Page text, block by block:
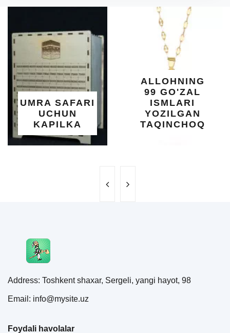
ALLOHNING
99 GO'ZAL
ISMLARI
YOZILGAN
TAQINCHOQ
DIYORIDA
O'SUVCHI
KUNDUR
DARAXTINING
SHIFOBAXSH
YELIMI: AQL,
XOTIRA VA
UMUMIY
SALOMATLIK
UCHUN
BEBAHO
NE'MAT
Address: Toshkent shaxar, Sergeli, yangi hayot, 98
Email: info@mysite.uz
Foydali havolalar